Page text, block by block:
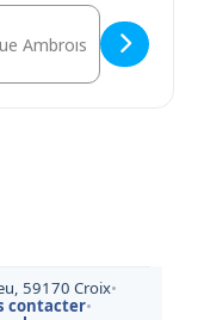
- prévention des
Address -
59170 Croix•
contacter•